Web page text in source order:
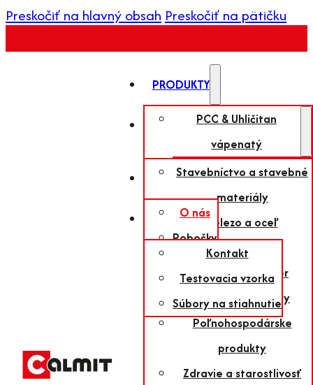
Preskočiť na hlavný obsah Preskočiť na pätičku
PRODUKTY
PCC & Uhličitan
vápenatý
PCC
Vápenec
Vápno
Pálené vápno
Jemné vápno
Hydratované vápno
Mikronizované
vápno
Poľnohospodárske
OBLASTI
Stavebníctvo a stavebné
materiály
Železo a oceľ
Chemikálie
Celulóza a papier
Plasty a polyméry
Poľnohospodárske
produkty
Zdravie a starostlivosť
SPOLOČNOSŤ
O nás
Pobočky
História
Novinky
SLUŽBY
Kontakt
Testovacia vzorka
Súbory na stiahnutie
DEUTSCH
MAGYAR
ČO
Hľadať